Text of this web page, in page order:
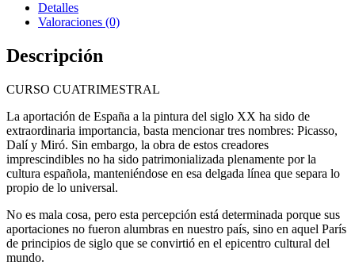
Detalles
Valoraciones (0)
Descripción
CURSO CUATRIMESTRAL
La aportación de España a la pintura del siglo XX ha sido de
extraordinaria importancia, basta mencionar tres nombres: Picasso,
Dalí y Miró. Sin embargo, la obra de estos creadores
imprescindibles no ha sido patrimonializada plenamente por la
cultura española, manteniéndose en esa delgada línea que separa lo
propio de lo universal.
No es mala cosa, pero esta percepción está determinada porque sus
aportaciones no fueron alumbras en nuestro país, sino en aquel París
de principios de siglo que se convirtió en el epicentro cultural del
mundo.